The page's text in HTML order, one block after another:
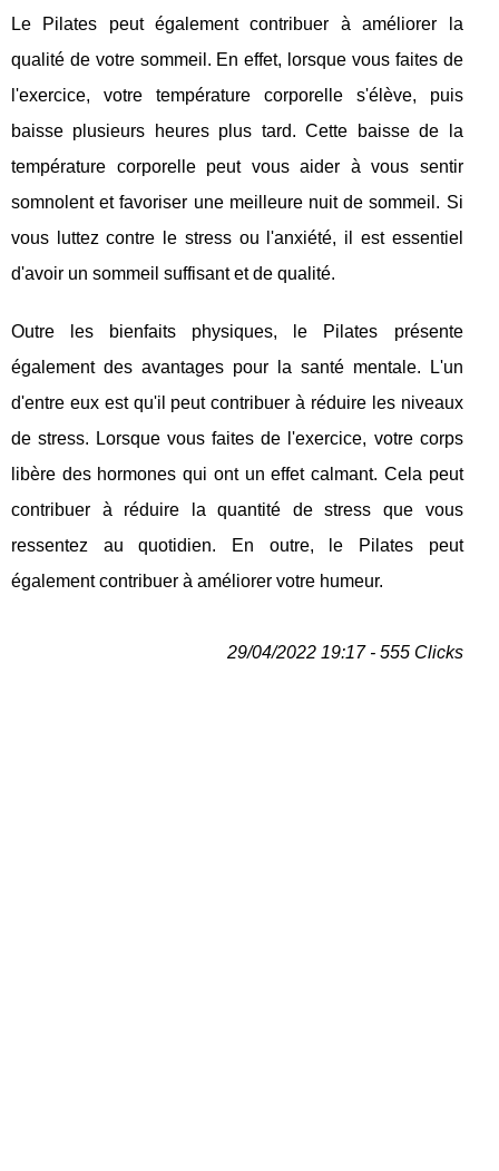
Le Pilates peut également contribuer à améliorer la
qualité de votre sommeil. En effet, lorsque vous faites de
l'exercice, votre température corporelle s'élève, puis
baisse plusieurs heures plus tard. Cette baisse de la
température corporelle peut vous aider à vous sentir
somnolent et favoriser une meilleure nuit de sommeil. Si
vous luttez contre le stress ou l'anxiété, il est essentiel
d'avoir un sommeil suffisant et de qualité.
Outre les bienfaits physiques, le Pilates présente
également des avantages pour la santé mentale. L'un
d'entre eux est qu'il peut contribuer à réduire les niveaux
de stress. Lorsque vous faites de l'exercice, votre corps
libère des hormones qui ont un effet calmant. Cela peut
contribuer à réduire la quantité de stress que vous
ressentez au quotidien. En outre, le Pilates peut
également contribuer à améliorer votre humeur.
29/04/2022 19:17 - 555 Clicks